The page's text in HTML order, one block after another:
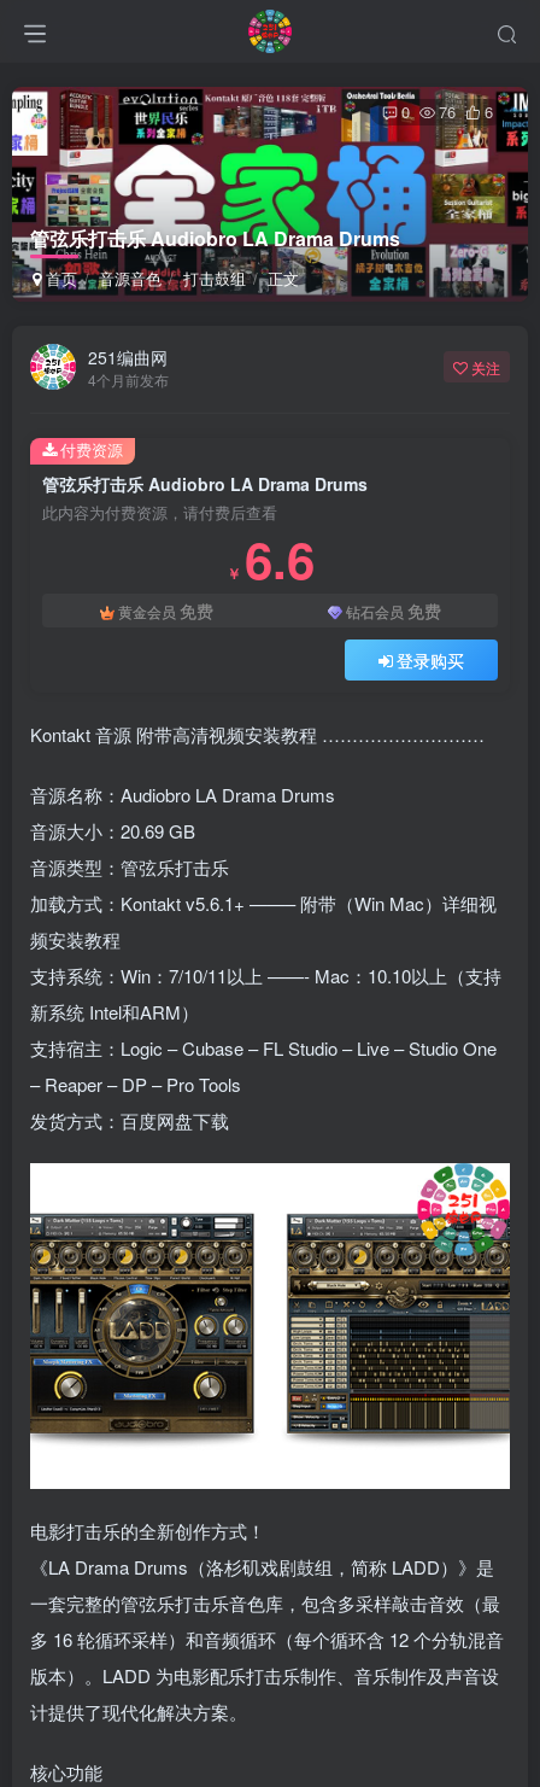
管弦乐打击乐 Audiobro LA Drama Drums
首页 音源音色 打击鼓组 正文
0 76 6
251编曲网
4个月前发布
关注
管弦乐打击乐 Audiobro LA Drama Drums
此内容为付费资源，请付费后查看
￥ 6.6
黄金会员 免费 钻石会员 免费
登录购买
付费资源
Kontakt 音源 附带高清视频安装教程 ………………………
音源名称：Audiobro LA Drama Drums
音源大小：20.69 GB
音源类型：管弦乐打击乐
加载方式：Kontakt v5.6.1+ ——– 附带（Win Mac）详细视
频安装教程
支持系统：Win：7/10/11以上 ——- Mac：10.10以上（支持
新系统 Intel和ARM）
支持宿主：Logic – Cubase – FL Studio – Live – Studio One
– Reaper – DP – Pro Tools
发货方式：百度网盘下载
电影打击乐的全新创作方式！
《LA Drama Drums（洛杉矶戏剧鼓组，简称 LADD）》是
一套完整的管弦乐打击乐音色库，包含多采样敲击音效（最
多 16 轮循环采样）和音频循环（每个循环含 12 个分轨混音
版本）。LADD 为电影配乐打击乐制作、音乐制作及声音设
计提供了现代化解决方案。
核心功能